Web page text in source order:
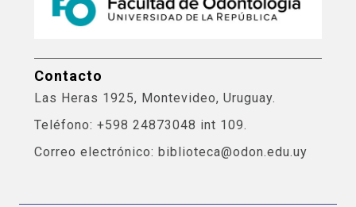
Contacto
Las Heras 1925, Montevideo, Uruguay.
Teléfono: +598 24873048 int 109.
Correo electrónico: biblioteca@odon.edu.uy